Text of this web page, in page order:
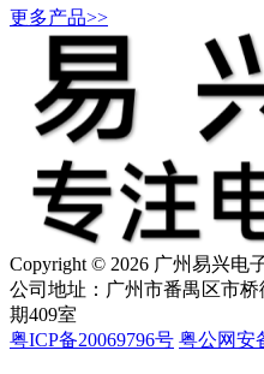
更多产品>>
Copyright © 2026 广州易兴电
公司地址：广州市番禺区市
期409室
粤ICP备20069796号 粤公网安